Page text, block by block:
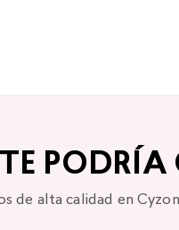
PODRÍA
de alta calidad en